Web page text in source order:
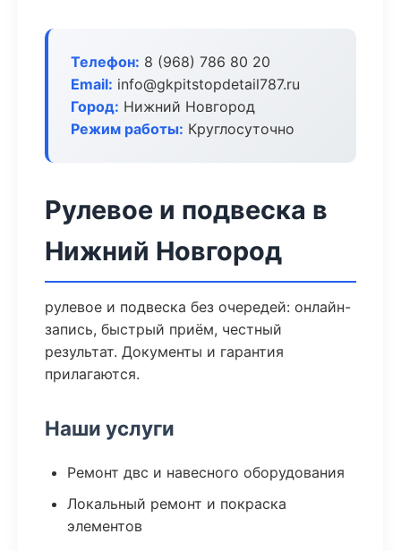
Телефон: 8 (968) 786 80 20
Email: info@gkpitstopdetail787.ru
Город: Нижний Новгород
Режим работы: Круглосуточно
Рулевое и подвеска в
Нижний Новгород
рулевое и подвеска без очередей: онлайн-
запись, быстрый приём, честный
результат. Документы и гарантия
прилагаются.
Наши услуги
Ремонт двс и навесного оборудования
Локальный ремонт и покраска
элементов